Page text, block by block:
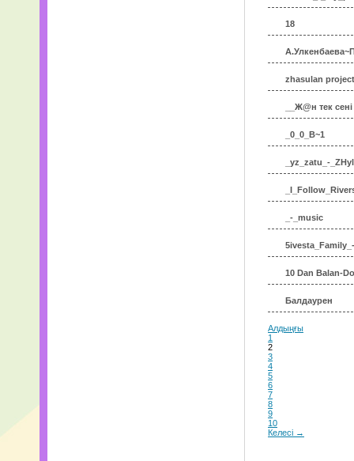
18
zhasulan project
__Ж@н тек
_0_0_B~1
_yz_zatu_-
_-_music
10 Dan Balan-
Балдаурен
Алдыңғы
1
2
3
4
5
6
7
8
9
10
Келесі →